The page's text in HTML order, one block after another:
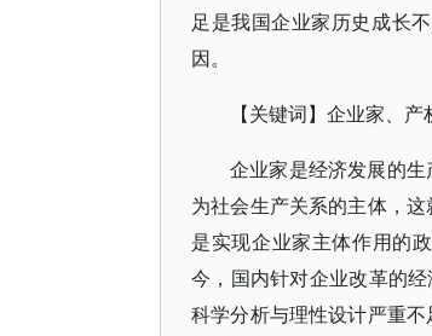
足是我国企业家历史成长
因。
【关键词】企业家、
企业家是经济发展的
为社会生产关系的主体，
是实现企业家主体作用的
今，国内针对企业改革的
科学分析与理性设计严重